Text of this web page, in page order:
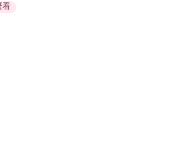
於時間衝突。事業成功通常意味著在事業初
金石堂所購買的電子書僅能以金石堂專屬
看